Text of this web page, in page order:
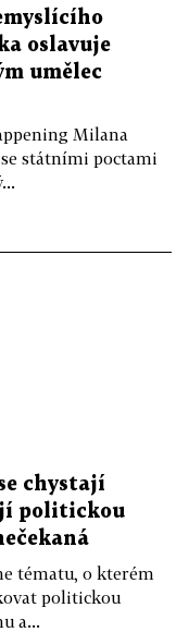
oslavuje
umělec
Milana
státními poctami
chystají
politickou
tématu, o kterém
politickou
a...